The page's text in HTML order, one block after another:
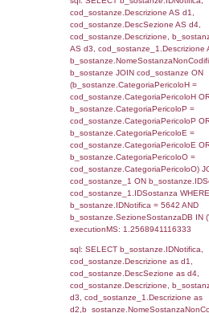
JOIN
sql: SELECT
JOIN